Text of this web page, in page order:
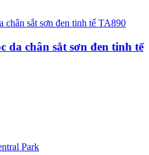
da chân sắt sơn đen tinh tế